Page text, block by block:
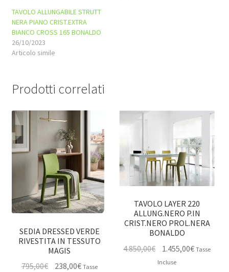
TAVOLO ALLUNGABILE STRUTT
NERA PIANO CRIST.EXTRA
BIANCO CROSS 165 BONALDO
26/10/2023
Articolo simile
Prodotti correlati
SEDIA DRESSED VERDE
RIVESTITA IN TESSUTO
MAGIS
795,00€ 238,00€IlTasse
TAVOLO LAYER 220
ALLUNG.NERO P.IN
CRIST.NERO PROL.NERA
BONALDO
4.850,00€
prezzo
1.455,00€IlTasse
Incluse